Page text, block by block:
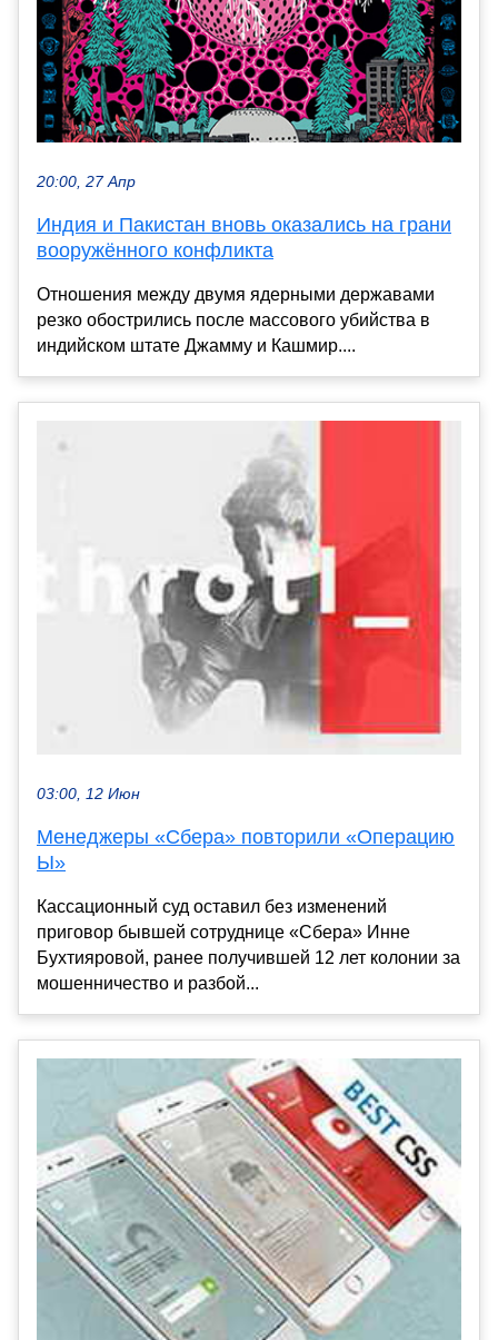
20:00, 27 Апр
Индия и Пакистан вновь оказались на грани
вооружённого конфликта
Отношения между двумя ядерными державами
резко обострились после массового убийства в
индийском штате Джамму и Кашмир....
03:00, 12 Июн
Менеджеры «Сбера» повторили «Операцию
Ы»
Кассационный суд оставил без изменений
приговор бывшей сотруднице «Сбера» Инне
Бухтияровой, ранее получившей 12 лет колонии за
мошенничество и разбой...